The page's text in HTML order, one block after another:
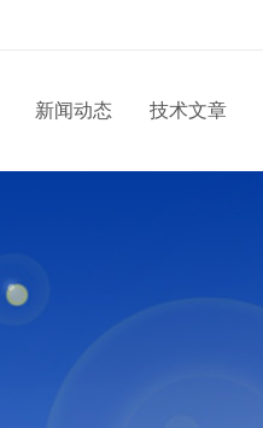
新闻动态 技术文章